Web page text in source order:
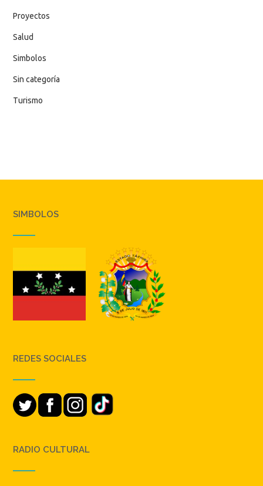
Proyectos
Salud
Simbolos
Sin categoría
Turismo
SIMBOLOS
REDES SOCIALES
RADIO CULTURAL